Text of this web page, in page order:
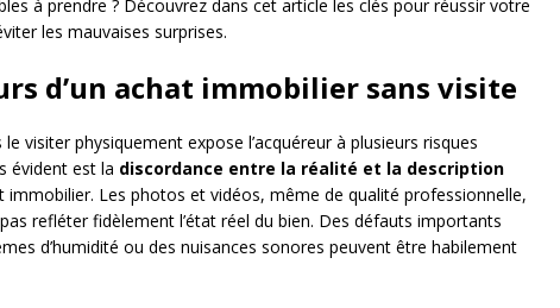
à prendre ? Découvrez dans cet article les clés pour réussir votre
les mauvaises surprises.
d’un achat immobilier sans visite
visiter physiquement expose l’acquéreur à plusieurs risques
évident est la discordance entre la réalité et la description
immobilier. Les photos et vidéos, même de qualité professionnelle,
refléter fidèlement l’état réel du bien. Des défauts importants
d’humidité ou des nuisances sonores peuvent être habilement